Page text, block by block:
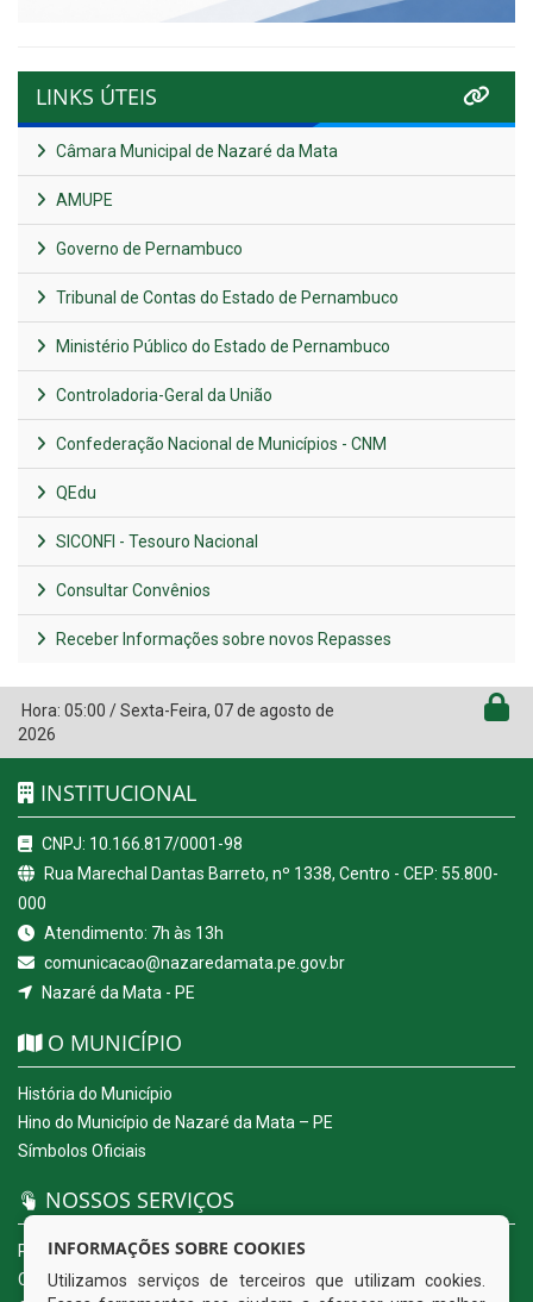
LINKS ÚTEIS
Câmara Municipal de Nazaré da Mata
AMUPE
Governo de Pernambuco
Tribunal de Contas do Estado de Pernambuco
Ministério Público do Estado de Pernambuco
Controladoria-Geral da União
Confederação Nacional de Municípios - CNM
QEdu
SICONFI - Tesouro Nacional
Consultar Convênios
Receber Informações sobre novos Repasses
Hora: 05:00 /Sexta-Feira, 07 de agosto de
2026
INSTITUCIONAL
CNPJ: 10.166.817/0001-98
Rua Marechal Dantas Barreto, nº 1338, Centro - CEP: 55.800-
000
Atendimento: 7h às 13h
comunicacao@nazaredamata.pe.gov.br
Nazaré da Mata - PE
O MUNICÍPIO
História do Município
Hino do Município de Nazaré da Mata – PE
Símbolos Oficiais
NOSSOS SERVIÇOS
Portal da Transparência
Carta de Serviços ao Usuário
INFORMAÇÕES SOBRE COOKIES
Utilizamos serviços de terceiros que utilizam cookies.